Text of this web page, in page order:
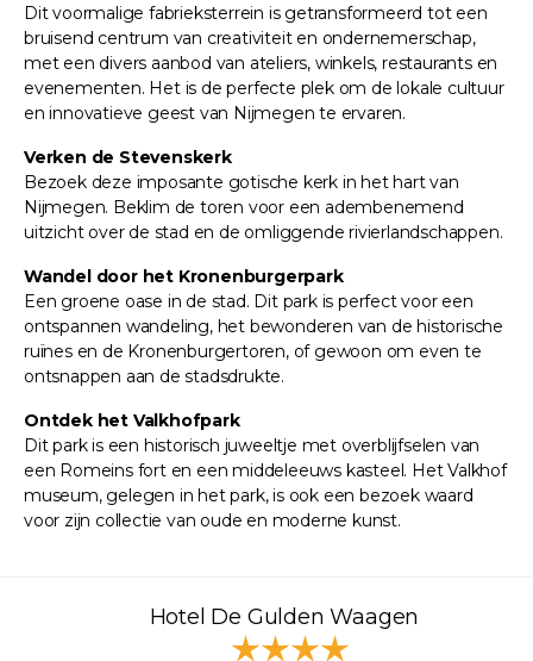
Dit voormalige fabrieksterrein is getransformeerd tot een
bruisend centrum van creativiteit en ondernemerschap,
met een divers aanbod van ateliers, winkels, restaurants en
evenementen. Het is de perfecte plek om de lokale cultuur
en innovatieve geest van Nijmegen te ervaren.
Verken de Stevenskerk
Bezoek deze imposante gotische kerk in het hart van
Nijmegen. Beklim de toren voor een adembenemend
uitzicht over de stad en de omliggende rivierlandschappen.
Wandel door het Kronenburgerpark
Een groene oase in de stad. Dit park is perfect voor een
ontspannen wandeling, het bewonderen van de historische
ruïnes en de Kronenburgertoren, of gewoon om even te
ontsnappen aan de stadsdrukte.
Ontdek het Valkhofpark
Dit park is een historisch juweeltje met overblijfselen van
een Romeins fort en een middeleeuws kasteel. Het Valkhof
museum, gelegen in het park, is ook een bezoek waard
voor zijn collectie van oude en moderne kunst.
Hotel De Gulden Waagen